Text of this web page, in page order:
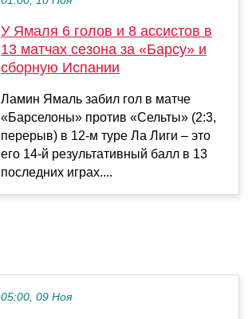
У Ямаля 6 голов и 8 ассистов в
13 матчах сезона за «Барсу» и
сборную Испании
Ламин Ямаль забил гол в матче
«Барселоны» против «Сельты» (2:3,
перерыв) в 12-м туре Ла Лиги – это
его 14-й результативный балл в 13
последних играх....
05:00, 09 Ноя